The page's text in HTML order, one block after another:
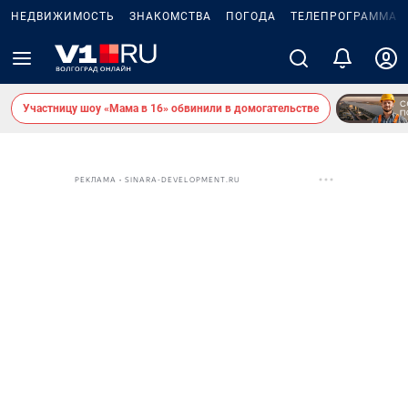
НЕДВИЖИМОСТЬ ЗНАКОМСТВА ПОГОДА ТЕЛЕПРОГРАММА
Участницу шоу «Мама в 16» обвинили в домогательстве
РЕКЛАМА • SINARA-DEVELOPMENT.RU